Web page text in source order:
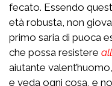
fecato. Essendo
età robusta, non
primo saria di puoca
che possa resistere
aiutante
e veda ogni cosa, e